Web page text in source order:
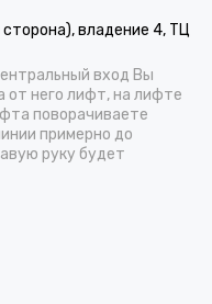
владение 4, ТЦ
вход Вы
от него лифт, на лифте
поворачиваете
примерно до
руку будет